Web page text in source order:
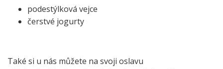
podestýlková vejce
čerstvé jogurty
Také si u nás můžete na svoji oslavu